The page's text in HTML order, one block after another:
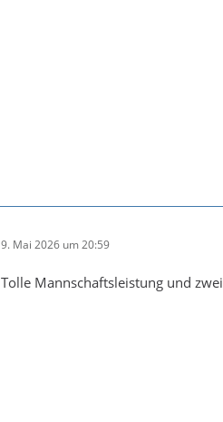
9. Mai 2026 um 20:59
Tolle Mannschaftsleistung und